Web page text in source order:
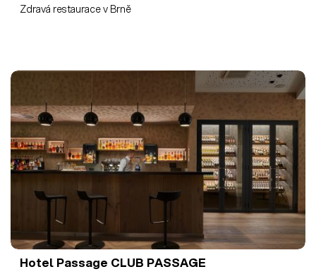
Zdravá restaurace v Brně
Hotel Passage CLUB PASSAGE